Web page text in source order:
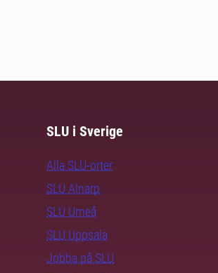
SLU i Sverige
Alla SLU-orter
SLU Alnarp
SLU Umeå
SLU Uppsala
Jobba på SLU